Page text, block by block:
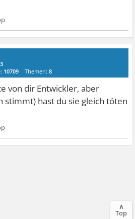
10709 Themen:8
von dir Entwickler, aber
stimmt) hast du sie gleich töten
∧
Top